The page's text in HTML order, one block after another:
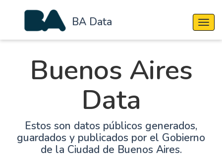
BA Data
Buenos Aires
Data
Estos son datos públicos generados,
guardados y publicados por el Gobierno
de la Ciudad de Buenos Aires.